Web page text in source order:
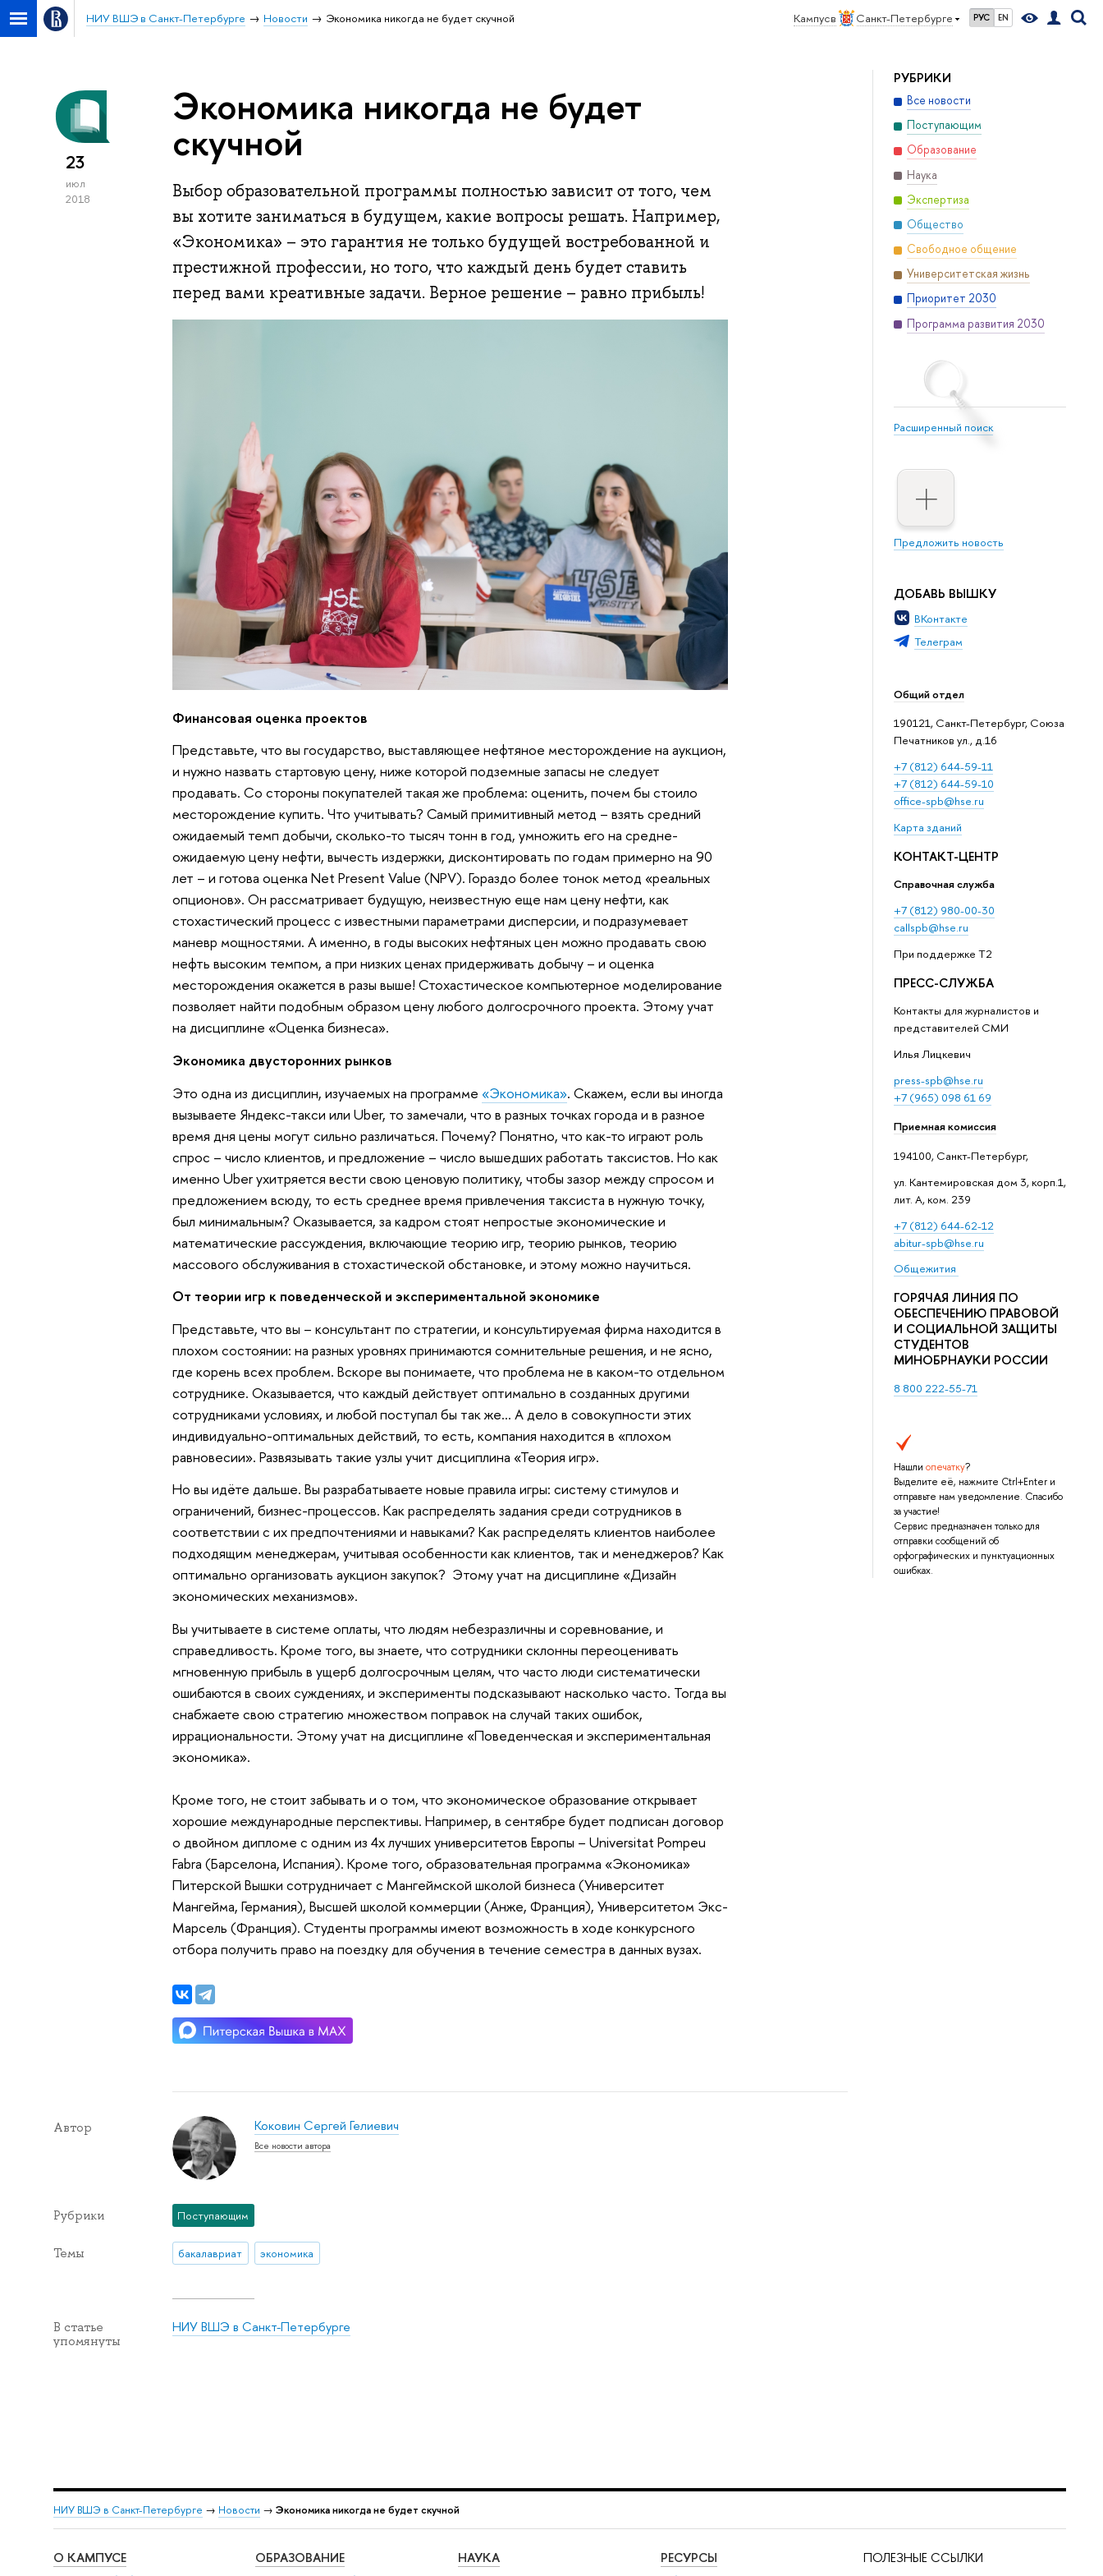
Кампус в Санкт-Петербурге РУС EN
НИУ ВШЭ в Санкт-Петербурге Новости Экономика никогда не будет скучной
РУБРИКИ
Все новости
Поступающим
Образование
Наука
Экспертиза
Общество
Свободное общение
Университетская жизнь
Приоритет 2030
Программа развития 2030
Расширенный поиск
Предложить новость
ДОБАВЬ ВЫШКУ
ВКонтакте
Телеграм
Общий отдел
190121, Санкт-Петербург, Союза
Печатников ул., д.16
+7 (812) 644-59-11
+7 (812) 644-59-10
office-spb@hse.ru
Карта зданий
КОНТАКТ-ЦЕНТР
Справочная служба
+7 (812) 980-00-30
callspb@hse.ru
При поддержке T2
ПРЕСС-СЛУЖБА
Контакты для журналистов и
представителей СМИ
Илья Лицкевич
press-spb@hse.ru
+7 (965) 098 61 69
Приемная комиссия
194100, Санкт-Петербург,
ул. Кантемировская дом 3, корп.1,
лит. А, ком. 239
+7 (812) 644-62-12
abitur-spb@hse.ru
Общежития
ГОРЯЧАЯ ЛИНИЯ ПО
ОБЕСПЕЧЕНИЮ ПРАВОВОЙ
И СОЦИАЛЬНОЙ ЗАЩИТЫ
СТУДЕНТОВ
МИНОБРНАУКИ РОССИИ
8 800 222-55-71
Нашли опечатку?
Выделите её, нажмите Ctrl+Enter и
отправьте нам уведомление. Спасибо
за участие!
Сервис предназначен только для
отправки сообщений об
орфографических и пунктуационных
ошибках.
23
июл
2018
Экономика никогда не будет
скучной
Выбор образовательной программы полностью зависит от того, чем
вы хотите заниматься в будущем, какие вопросы решать. Например,
«Экономика» – это гарантия не только будущей востребованной и
престижной профессии, но того, что каждый день будет ставить
перед вами креативные задачи. Верное решение – равно прибыль!
Финансовая оценка проектов
Представьте, что вы государство, выставляющее нефтяное месторождение на аукцион,
и нужно назвать стартовую цену, ниже которой подземные запасы не следует
продавать. Со стороны покупателей такая же проблема: оценить, почем бы стоило
месторождение купить. Что учитывать? Самый примитивный метод – взять средний
ожидаемый темп добычи, сколько-то тысяч тонн в год, умножить его на средне-
ожидаемую цену нефти, вычесть издержки, диcконтировать по годам примерно на 90
лет – и готова оценка Net Present Value (NPV). Гораздо более тонок метод «реальных
опционов». Он рассматривает будущую, неизвестную еще нам цену нефти, как
стохастический процесс с известными параметрами дисперсии, и подразумевает
маневр мощностями. А именно, в годы высоких нефтяных цен можно продавать свою
нефть высоким темпом, а при низких ценах придерживать добычу – и оценка
месторождения окажется в разы выше! Стохастическое компьютерное моделирование
позволяет найти подобным образом цену любого долгосрочного проекта. Этому учат
на дисциплине «Оценка бизнеса».
Экономика двусторонних рынков
Это одна из дисциплин, изучаемых на программе «Экономика». Скажем, если вы иногда
вызываете Яндекс-такси или Uber, то замечали, что в разных точках города и в разное
время дня цены могут сильно различаться. Почему? Понятно, что как-то играют роль
спрос – число клиентов, и предложение – число вышедших работать таксистов. Но как
именно Uber ухитряется вести свою ценовую политику, чтобы зазор между спросом и
предложением всюду, то есть среднее время привлечения таксиста в нужную точку,
был минимальным? Оказывается, за кадром стоят непростые экономические и
математические рассуждения, включающие теорию игр, теорию рынков, теорию
массового обслуживания в стохастической обстановке, и этому можно научиться.
От теории игр к поведенческой и экспериментальной экономике
Представьте, что вы – консультант по стратегии, и консультируемая фирма находится в
плохом состоянии: на разных уровнях принимаются сомнительные решения, и не ясно,
где корень всех проблем. Вскоре вы понимаете, что проблема не в каком-то отдельном
сотруднике. Оказывается, что каждый действует оптимально в созданных другими
сотрудниками условиях, и любой поступал бы так же... А дело в совокупности этих
индивидуально-оптимальных действий, то есть, компания находится в «плохом
равновесии». Развязывать такие узлы учит дисциплина «Теория игр».
Но вы идёте дальше. Вы разрабатываете новые правила игры: систему стимулов и
ограничений, бизнес-процессов. Как распределять задания среди сотрудников в
соответствии с их предпочтениями и навыками? Как распределять клиентов наиболее
подходящим менеджерам, учитывая особенности как клиентов, так и менеджеров? Как
оптимально организовать аукцион закупок? Этому учат на дисциплине «Дизайн
экономических механизмов».
Вы учитываете в системе оплаты, что людям небезразличны и соревнование, и
справедливость. Кроме того, вы знаете, что сотрудники склонны переоценивать
мгновенную прибыль в ущерб долгосрочным целям, что часто люди систематически
ошибаются в своих суждениях, и эксперименты подсказывают насколько часто. Тогда вы
снабжаете свою стратегию множеством поправок на случай таких ошибок,
иррациональности. Этому учат на дисциплине «Поведенческая и экспериментальная
экономика».
Кроме того, не стоит забывать и о том, что экономическое образование открывает
хорошие международные перспективы. Например, в сентябре будет подписан договор
о двойном дипломе с одним из 4х лучших университетов Европы – Universitat Pompeu
Fabra (Барселона, Испания). Кроме того, образовательная программа «Экономика»
Питерской Вышки сотрудничает с Мангеймской школой бизнеса (Университет
Мангейма, Германия), Высшей школой коммерции (Анже, Франция), Университетом Экс-
Марсель (Франция). Студенты программы имеют возможность в ходе конкурсного
отбора получить право на поездку для обучения в течение семестра в данных вузах.
Автор Коковин Сергей Гелиевич
Все новости автора
Рубрики Поступающим
Темы бакалавриат экономика
В статье
упомянуты
НИУ ВШЭ в Санкт-Петербурге
НИУ ВШЭ в Санкт-Петербурге → Новости → Экономика никогда не будет скучной
О КАМПУСЕ ОБРАЗОВАНИЕ НАУКА РЕСУРСЫ ПОЛЕЗНЫЕ ССЫЛКИ